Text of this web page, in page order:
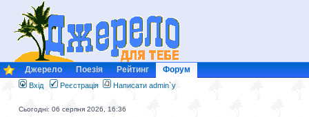
Джерело Поезія Рейтинг Форум
Вхід Реєстрація Написати admin`у
Сьогодні: 06 серпня 2026, 16:36